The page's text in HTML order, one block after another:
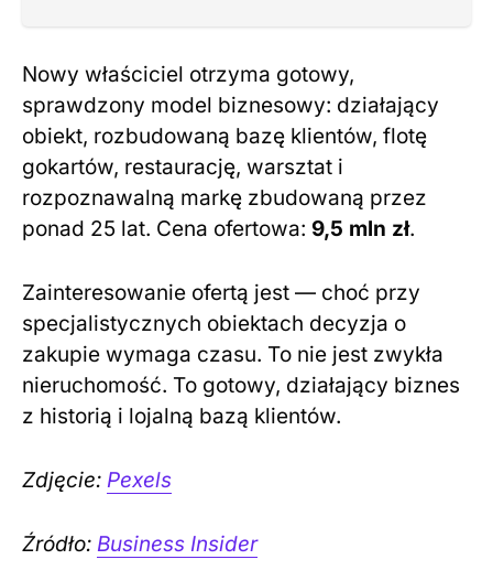
Nowy właściciel otrzyma gotowy,
sprawdzony model biznesowy: działający
obiekt, rozbudowaną bazę klientów, flotę
gokartów, restaurację, warsztat i
rozpoznawalną markę zbudowaną przez
ponad 25 lat. Cena ofertowa: 9,5 mln zł.
Zainteresowanie ofertą jest — choć przy
specjalistycznych obiektach decyzja o
zakupie wymaga czasu. To nie jest zwykła
nieruchomość. To gotowy, działający biznes
z historią i lojalną bazą klientów.
Zdjęcie: Pexels
Źródło: Business Insider